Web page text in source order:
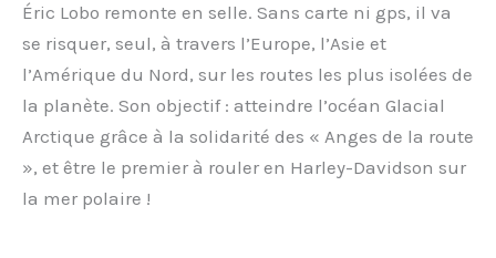
Éric Lobo remonte en selle. Sans carte ni gps, il va
se risquer, seul, à travers l’Europe, l’Asie et
l’Amérique du Nord, sur les routes les plus isolées de
la planète. Son objectif : atteindre l’océan Glacial
Arctique grâce à la solidarité des « Anges de la route
», et être le premier à rouler en Harley-Davidson sur
la mer polaire !